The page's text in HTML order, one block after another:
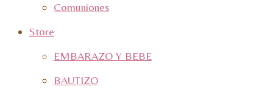
Comuniones
Store
EMBARAZO Y BEBE
BAUTIZO